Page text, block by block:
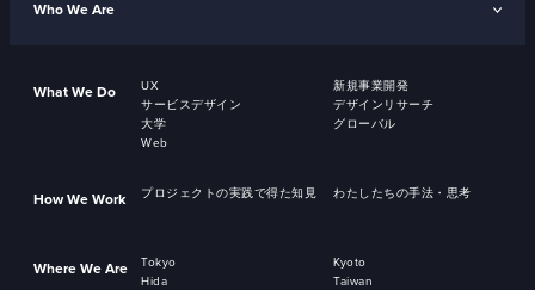
Who We Are
What We Do UX
新規事業開発
サービスデザイン
デザインリサーチ
大学
グローバル
Web
How We Work プロジェクトの実践で得た知見 わたしたちの手法・思考
Where We Are Tokyo
Kyoto
Hida
Taiwan